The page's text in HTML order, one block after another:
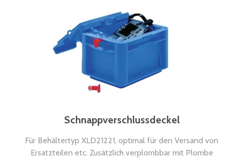
Schnappverschlussdeckel
Für Behältertyp XLD21221, optimal für den Versand von
Ersatzteilen etc. Zusätzlich verplombbar mit Plombe